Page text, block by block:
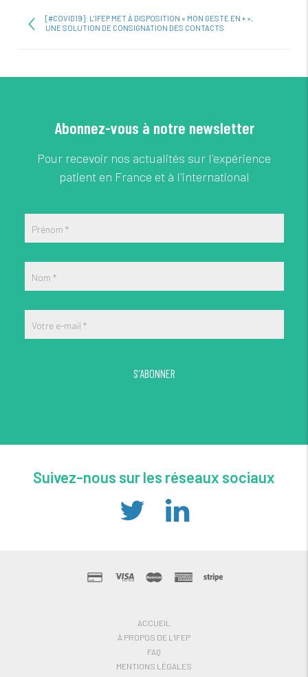
[#COVID19]: L’IFEP MET À DISPOSITION « MON GESTE EN + »,
UNE SOLUTION DE CONSIGNATION DES CONTACTS
Abonnez-vous à notre newsletter
Pour recevoir nos actualités sur l'expérience
patient en France et à l'international
Prénom *
Nom *
Votre e-mail *
S'ABONNER
Suivez-nous sur les réseaux sociaux
ACCUEIL
À PROPOS DE L’IFEP
FAQ
MENTIONS LÉGALES